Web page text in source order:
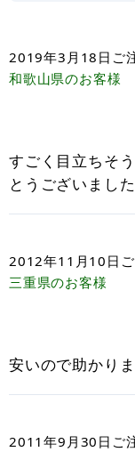
2019年3月18日 ご
和歌山県のお客様
すごく目立ちそ
とうございました
2012年11月10日
三重県のお客様
安いので助かりま
2011年9月30日 ご